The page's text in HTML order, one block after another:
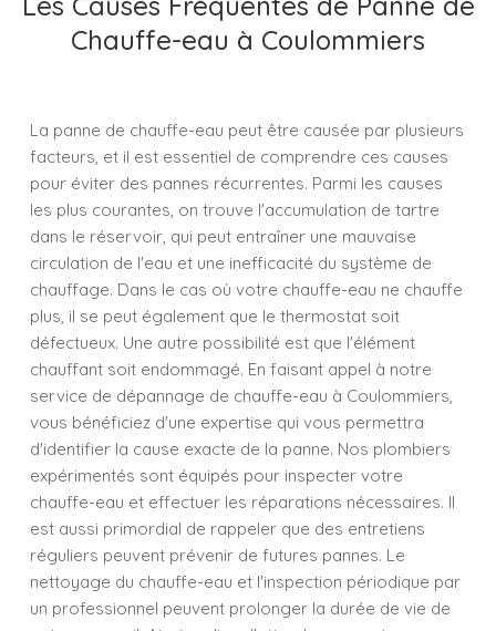
Chauffe-eau à Coulommiers
La panne de chauffe-eau peut être causée par plusieurs
facteurs, et il est essentiel de comprendre ces causes
pour éviter des pannes récurrentes. Parmi les causes
les plus courantes, on trouve l'accumulation de tartre
dans le réservoir, qui peut entraîner une mauvaise
circulation de l'eau et une inefficacité du système de
chauffage. Dans le cas où votre chauffe-eau ne chauffe
plus, il se peut également que le thermostat soit
défectueux. Une autre possibilité est que l'élément
chauffant soit endommagé. En faisant appel à notre
service de dépannage de chauffe-eau à Coulommiers,
vous bénéficiez d'une expertise qui vous permettra
d'identifier la cause exacte de la panne. Nos plombiers
expérimentés sont équipés pour inspecter votre
chauffe-eau et effectuer les réparations nécessaires. Il
est aussi primordial de rappeler que des entretiens
réguliers peuvent prévenir de futures pannes. Le
nettoyage du chauffe-eau et l'inspection périodique par
un professionnel peuvent prolonger la durée de vie de